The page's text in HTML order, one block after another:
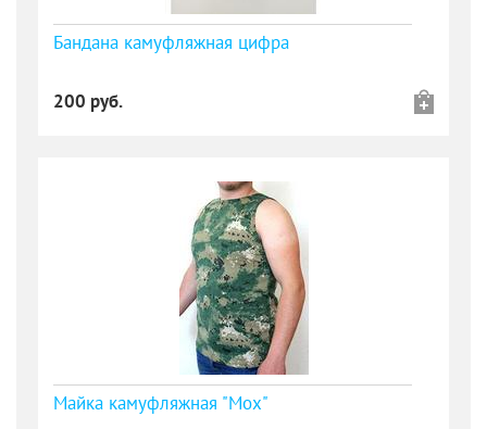
Бандана камуфляжная цифра
200 руб.
Майка камуфляжная "Мох"